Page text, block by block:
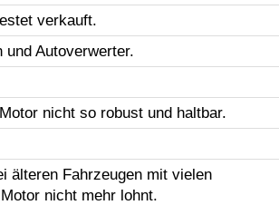
verkauft.
und Autoverwerter.
nicht so robust und haltbar.
älteren Fahrzeugen mit vielen
nicht mehr lohnt.